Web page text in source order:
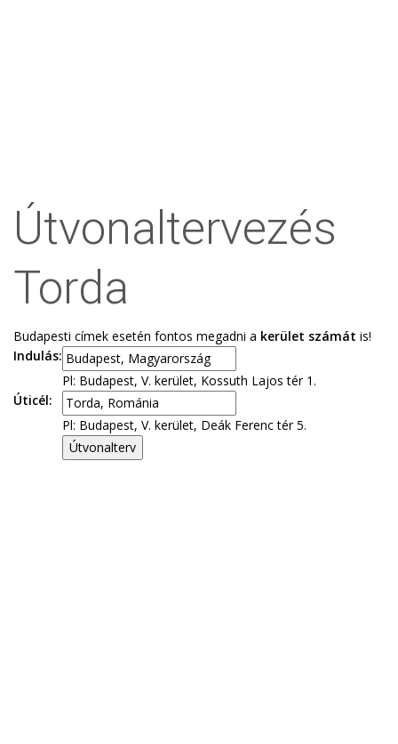
Útvonaltervezés
Torda
Budapesti címek esetén fontos megadni a kerület számát is!
Indulás:
Pl: Budapest, V. kerület, Kossuth Lajos tér 1.
Úticél:
Pl: Budapest, V. kerület, Deák Ferenc tér 5.